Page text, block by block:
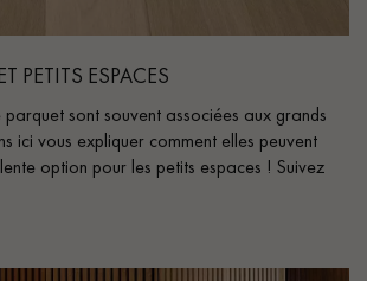
PETITS ESPACES
parquet sont souvent associées aux grands
ici vous expliquer comment elles peuvent
option pour les petits espaces ! Suivez